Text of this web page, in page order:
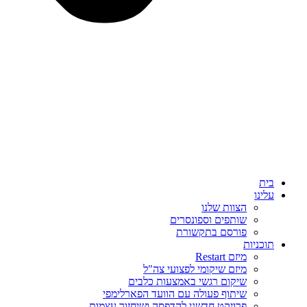
בית
עלינו
הצוות שלנו
שותפים וספונסרים
פורסם בתקשורת
תוכניות
מיזם Restart
מיזם שיקומי לפצועי צה"ל
שיקום רגשי באמצעות כלבים
שיתוף פעולה עם הוועד הפארלימפי